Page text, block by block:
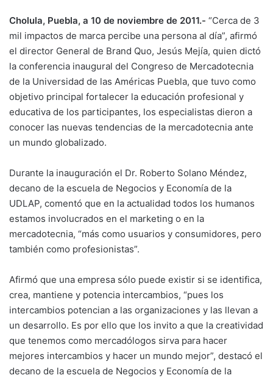
Cholula, Puebla, a 10 de noviembre de 2011.- “Cerca de 3
mil impactos de marca percibe una persona al día”, afirmó
el director General de Brand Quo, Jesús Mejía, quien dictó
la conferencia inaugural del Congreso de Mercadotecnia
de la Universidad de las Américas Puebla, que tuvo como
objetivo principal fortalecer la educación profesional y
educativa de los participantes, los especialistas dieron a
conocer las nuevas tendencias de la mercadotecnia ante
un mundo globalizado.
Durante la inauguración el Dr. Roberto Solano Méndez,
decano de la escuela de Negocios y Economía de la
UDLAP, comentó que en la actualidad todos los humanos
estamos involucrados en el marketing o en la
mercadotecnia, “más como usuarios y consumidores, pero
también como profesionistas”.
Afirmó que una empresa sólo puede existir si se identifica,
crea, mantiene y potencia intercambios, “pues los
intercambios potencian a las organizaciones y las llevan a
un desarrollo. Es por ello que los invito a que la creatividad
que tenemos como mercadólogos sirva para hacer
mejores intercambios y hacer un mundo mejor”, destacó el
decano de la escuela de Negocios y Economía de la